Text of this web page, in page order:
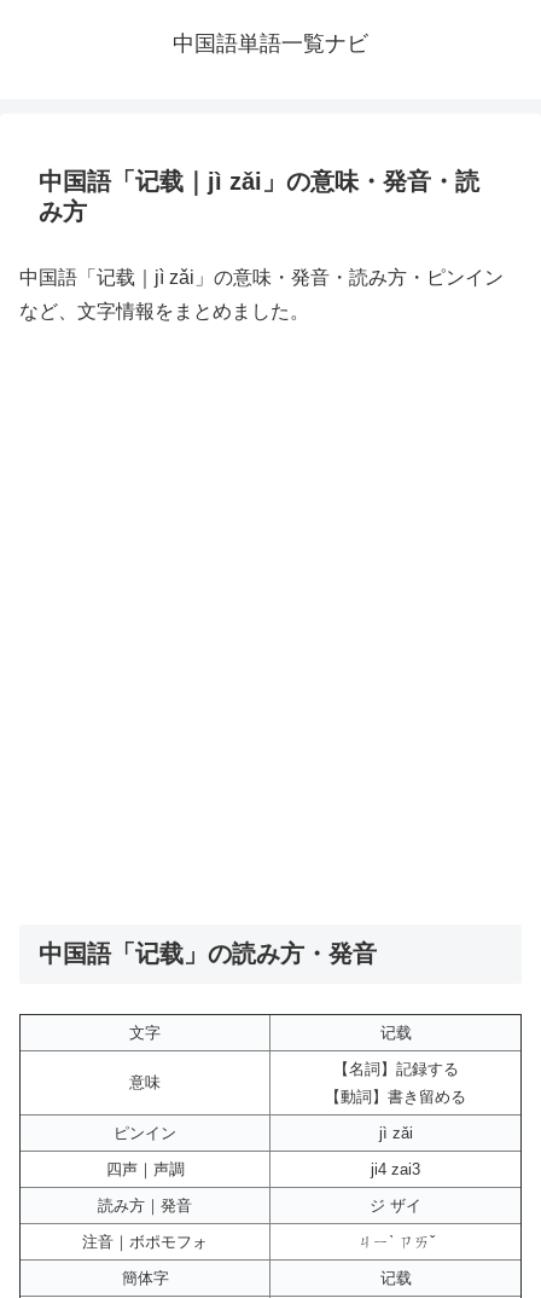
中国語単語一覧ナビ
中国語「记载｜jì zǎi」の意味・発音・読
み方
中国語「记载｜jì zǎi」の意味・発音・読み方・ピンイン
など、文字情報をまとめました。
中国語「记载」の読み方・発音
文字 记载
意味
【名詞】記録する
【動詞】書き留める
ピンイン
jì zǎi
四声｜声調
ji4 zai3
読み方｜発音
ジ ザイ
注音｜ボポモフォ
ㄐㄧˋ ㄗㄞˇ
簡体字
记载